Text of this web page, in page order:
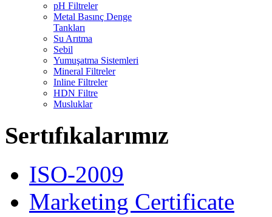
pH Filtreler
Metal Basınç Denge
Tankları
Su Arıtma
Sebil
Yumuşatma Sistemleri
Mineral Filtreler
Inline Filtreler
HDN Filtre
Musluklar
Sertıfıkalarımız
ISO-2009
Marketing Certificate